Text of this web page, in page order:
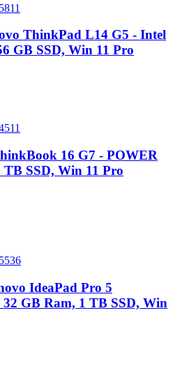
ThinkPad L14 G5 - Intel
GB SSD, Win 11 Pro
16 G7 - POWER
TB SSD, Win 11 Pro
IdeaPad Pro 5
GB Ram, 1 TB SSD, Win